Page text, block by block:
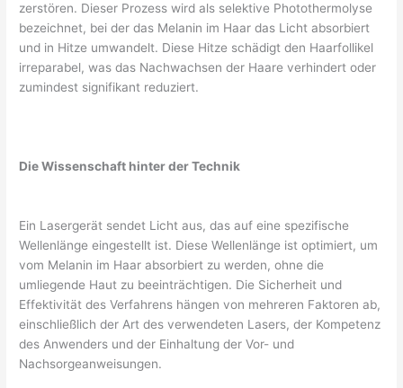
zerstören. Dieser Prozess wird als selektive Photothermolyse
bezeichnet, bei der das Melanin im Haar das Licht absorbiert
und in Hitze umwandelt. Diese Hitze schädigt den Haarfollikel
irreparabel, was das Nachwachsen der Haare verhindert oder
zumindest signifikant reduziert.
Die Wissenschaft hinter der Technik
Ein Lasergerät sendet Licht aus, das auf eine spezifische
Wellenlänge eingestellt ist. Diese Wellenlänge ist optimiert, um
vom Melanin im Haar absorbiert zu werden, ohne die
umliegende Haut zu beeinträchtigen. Die Sicherheit und
Effektivität des Verfahrens hängen von mehreren Faktoren ab,
einschließlich der Art des verwendeten Lasers, der Kompetenz
des Anwenders und der Einhaltung der Vor- und
Nachsorgeanweisungen.